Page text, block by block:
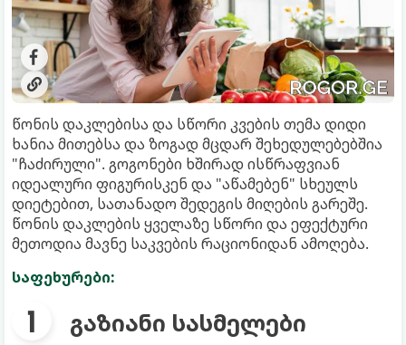
წონის დაკლებისა და სწორი კვების თემა დიდი
ხანია მითებსა და ზოგად მცდარ შეხედულებებშია
"ჩაძირული". გოგონები ხშირად ისწრაფვიან
იდეალური ფიგურისკენ და "აწამებენ" სხეულს
დიეტებით, სათანადო შედეგის მიღების გარეშე.
წონის დაკლების ყველაზე სწორი და ეფექტური
მეთოდია მავნე საკვების რაციონიდან ამოღება.
საფეხურები:
გაზიანი სასმელები